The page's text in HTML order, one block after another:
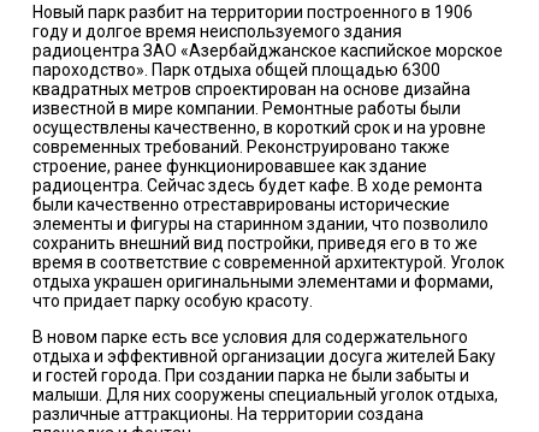
Новый парк разбит на территории построенного в 1906
году и долгое время неиспользуемого здания
радиоцентра ЗАО «Азербайджанское каспийское морское
пароходство». Парк отдыха общей площадью 6300
квадратных метров спроектирован на основе дизайна
известной в мире компании. Ремонтные работы были
осуществлены качественно, в короткий срок и на уровне
современных требований. Реконструировано также
строение, ранее функционировавшее как здание
радиоцентра. Сейчас здесь будет кафе. В ходе ремонта
были качественно отреставрированы исторические
элементы и фигуры на старинном здании, что позволило
сохранить внешний вид постройки, приведя его в то же
время в соответствие с современной архитектурой. Уголок
отдыха украшен оригинальными элементами и формами,
что придает парку особую красоту.
В новом парке есть все условия для содержательного
отдыха и эффективной организации досуга жителей Баку
и гостей города. При создании парка не были забыты и
малыши. Для них сооружены специальный уголок отдыха,
различные аттракционы. На территории создана